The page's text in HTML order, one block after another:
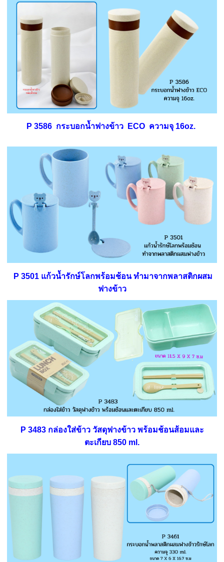
P 3586 กระบอกน้ำฟางข้าว ECO ความจุ 16oz.
P 3501 แก้วน้ำรักษ์โลกพร้อมช้อน ทำมาจากพลาสติกผสม
ฟางข้าว
P 3483 กล่องใส่ข้าว วัสดุฟางข้าว พร้อมช้อนส้อมและ
ตะเกียบ 850 ml.